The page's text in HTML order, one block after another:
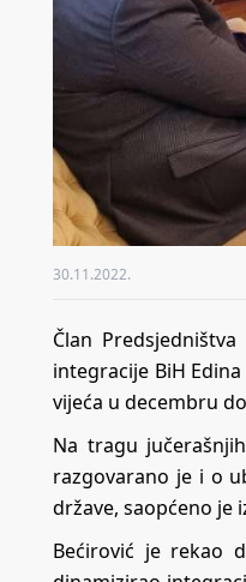
30.11.2022.
Član
integracije BiH
vijeća u decembru
Na tragu
razgovarano je i o
države, saopćeno je
Bećirović je rekao